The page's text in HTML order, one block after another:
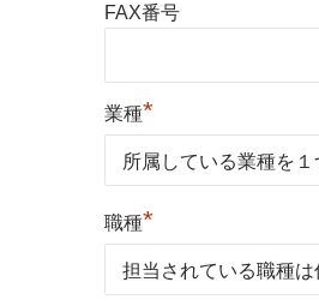
FAX番号
業種*
職種*